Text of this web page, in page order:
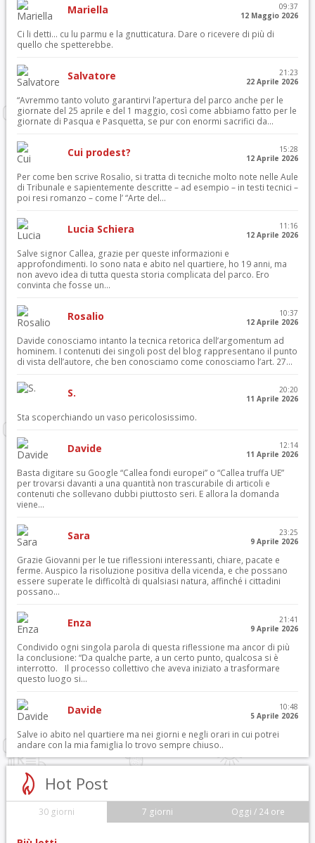
Mariella
09:37
12 Maggio 2026
Ci li detti… cu lu parmu e la gnutticatura. Dare o ricevere di più di
quello che spetterebbe.
Salvatore
21:23
22 Aprile 2026
“Avremmo tanto voluto garantirvi l’apertura del parco anche per le
giornate del 25 aprile e del 1 maggio, così come abbiamo fatto per le
giornate di Pasqua e Pasquetta, se pur con enormi sacrifici da...
Cui prodest?
15:28
12 Aprile 2026
Per come ben scrive Rosalio, si tratta di tecniche molto note nelle Aule
di Tribunale e sapientemente descritte – ad esempio – in testi tecnici –
poi resi romanzo – come l’ “Arte del...
Lucia Schiera
11:16
12 Aprile 2026
Salve signor Callea, grazie per queste informazioni e
approfondimenti. Io sono nata e abito nel quartiere, ho 19 anni, ma
non avevo idea di tutta questa storia complicata del parco. Ero
convinta che fosse un...
Rosalio
10:37
12 Aprile 2026
Davide conosciamo intanto la tecnica retorica dell’argomentum ad
hominem. I contenuti dei singoli post del blog rappresentano il punto
di vista dell’autore, che ben conosciamo come conosciamo l’art. 27...
S.
20:20
11 Aprile 2026
Sta scoperchiando un vaso pericolosissimo.
Davide
12:14
11 Aprile 2026
Basta digitare su Google “Callea fondi europei” o “Callea truffa UE”
per trovarsi davanti a una quantità non trascurabile di articoli e
contenuti che sollevano dubbi piuttosto seri. E allora la domanda
viene...
Sara
23:25
9 Aprile 2026
Grazie Giovanni per le tue riflessioni interessanti, chiare, pacate e
ferme. Auspico la risoluzione positiva della vicenda, e che possano
essere superate le difficoltà di qualsiasi natura, affinché i cittadini
possano...
Enza
21:41
9 Aprile 2026
Condivido ogni singola parola di questa riflessione ma ancor di più
la conclusione: “Da qualche parte, a un certo punto, qualcosa si è
interrotto. Il processo collettivo che aveva iniziato a trasformare
questo luogo si...
Davide
10:48
5 Aprile 2026
Salve io abito nel quartiere ma nei giorni e negli orari in cui potrei
andare con la mia famiglia lo trovo sempre chiuso..
Hot Post
30 giorni 7 giorni Oggi / 24 ore